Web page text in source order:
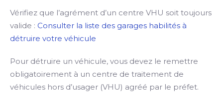
Vérifiez que l’agrément d’un centre VHU soit toujours
valide : Consulter la liste des garages habilités à
détruire votre véhicule
Pour détruire un véhicule, vous devez le remettre
obligatoirement à un centre de traitement de
véhicules hors d’usager (VHU) agréé par le préfet.